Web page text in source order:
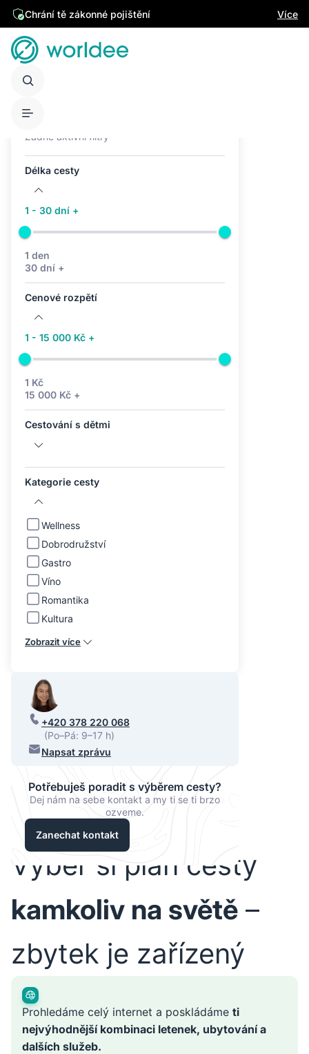
Chrání tě zákonné pojištění Více
Žádné aktivní filtry
Délka cesty
1 - 30 dní +
1 den
30 dní +
Cenové rozpětí
1 - 15 000 Kč +
1 Kč
15 000 Kč +
Cestování s dětmi
Kategorie cesty
Wellness
Dobrodružství
Gastro
Víno
Romantika
Kultura
Zobrazit více
+420 378 220 068
(Po–Pá: 9–17 h)
Napsat zprávu
Potřebuješ poradit s výběrem cesty?
Dej nám na sebe kontakt a my ti se ti brzo
ozveme.
Zanechat kontakt
Vyber si plán cesty
kamkoliv na světě –
zbytek je zařízený
Prohledáme celý internet a poskládáme ti
nejvýhodnější kombinaci letenek, ubytování a
dalších služeb.